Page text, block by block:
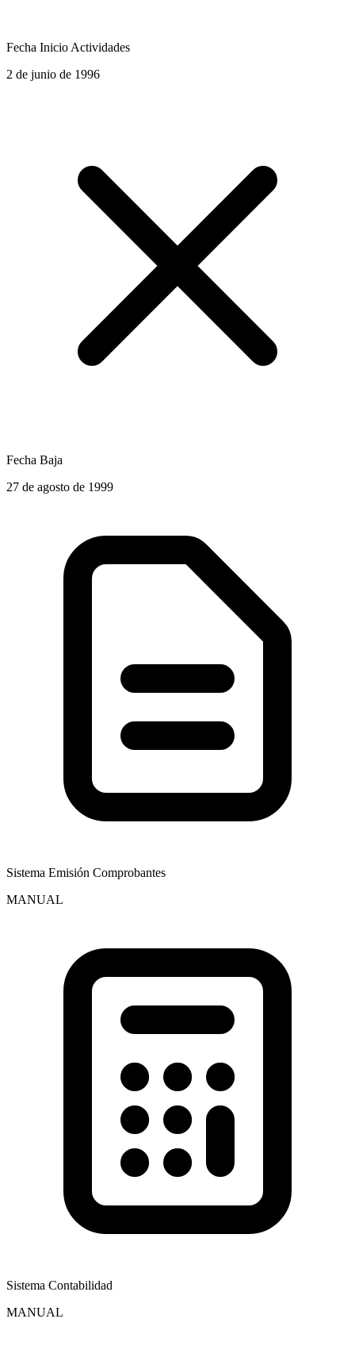
Fecha Inicio Actividades
2 de junio de 1996
Fecha Baja
27 de agosto de 1999
Sistema Emisión Comprobantes
MANUAL
Sistema Contabilidad
MANUAL